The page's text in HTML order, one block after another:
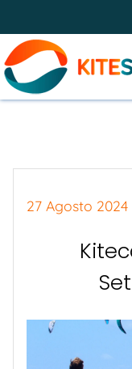
27 Agosto 2024